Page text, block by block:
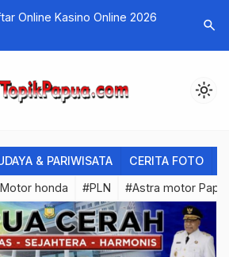
Online Kasino Online 2026 Slotsearch
light_mode
& PARIWISATA CERITA FOTO
honda #PLN #Astra motor